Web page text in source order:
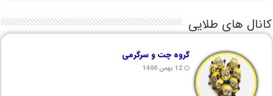
کانال های طلایی
گروه چت و سرگرمی
12 بهمن 1400